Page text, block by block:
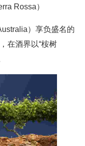
Rossa）
）享负盛名的
在酒界以“桉树